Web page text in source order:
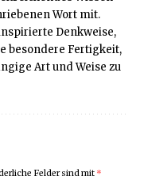
Wort mit.
Denkweise,
besondere Fertigkeit,
Art und Weise zu
Felder sind mit *